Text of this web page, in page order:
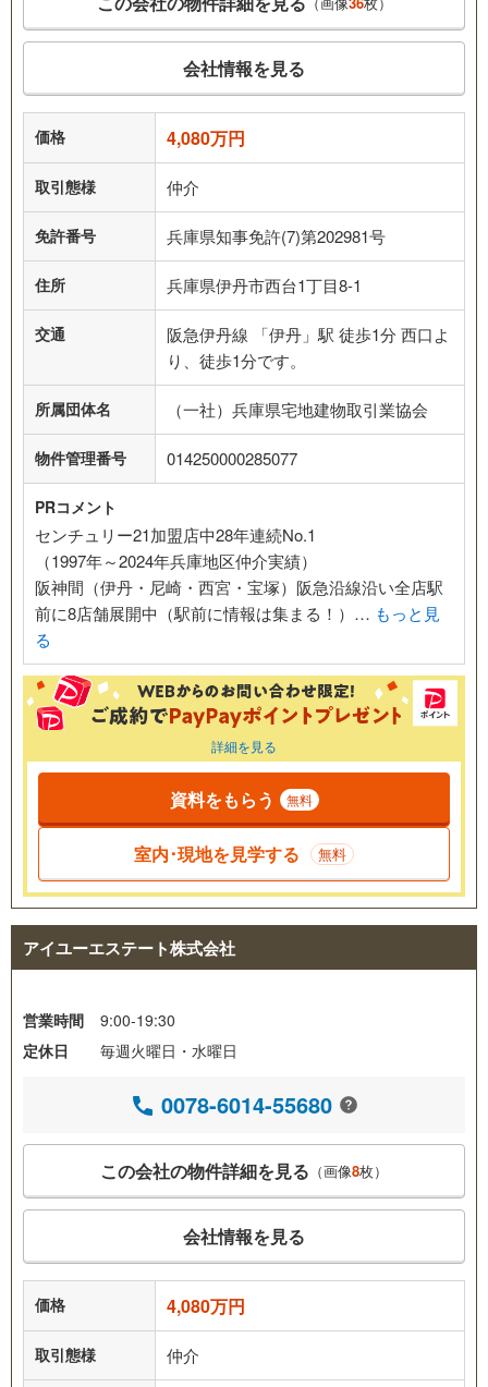
会社情報を見る
価格 4,080万円
取引態様 仲介
免許番号 兵庫県知事免許(7)第202981号
住所 兵庫県伊丹市西台1丁目8-1
交通
阪急伊丹線 「伊丹」駅 徒歩1分 西口よ
り、徒歩1分です。
所属団体名 （一社）兵庫県宅地建物取引業協会
物件管理番号 014250000285077
PRコメント
センチュリー21加盟店中28年連続No.1
（1997年～2024年兵庫地区仲介実績）
阪神間（伊丹・尼崎・西宮・宝塚）阪急沿線沿い全店駅
前に8店舗展開中（駅前に情報は集まる！）… もっと見
る
詳細を見る
資料をもらう 無料
室内･現地を見学する 無料
アイユーエステート株式会社
営業時間
9:00-19:30
定休日
毎週火曜日・水曜日
0078-6014-55680
この会社の物件詳細を見る （画像8枚）
会社情報を見る
価格 4,080万円
取引態様 仲介